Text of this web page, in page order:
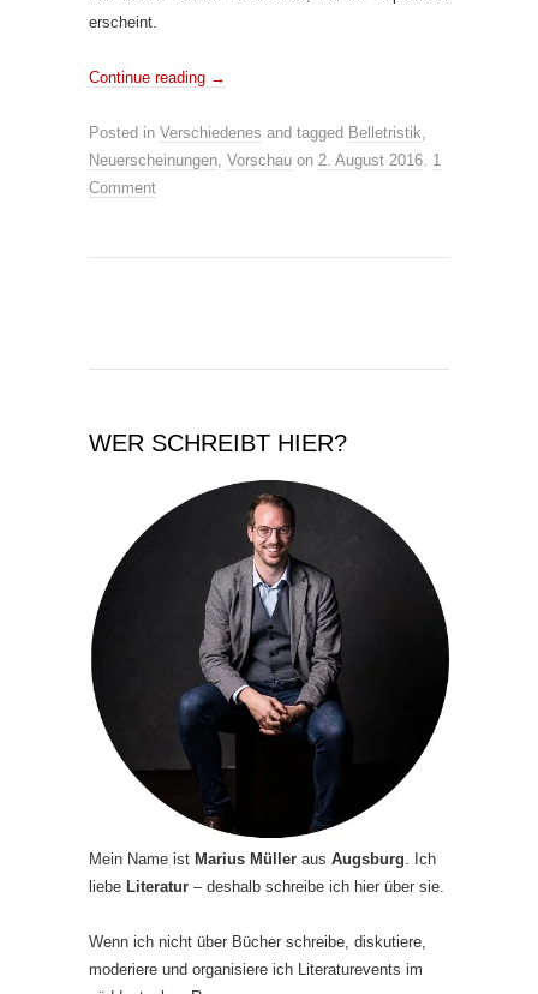
erscheint.
Continue reading →
Posted in Verschiedenes and tagged Belletristik
Neuerscheinungen Vorschau on 2. August 2016 1
Comment
WER SCHREIBT HIER?
Mein Name ist Marius Müller aus Augsburg . Ich
liebe Literatur – deshalb schreibe ich hier über sie.
Wenn ich nicht über Bücher schreibe, diskutiere,
moderiere und organisiere ich Literaturevents im